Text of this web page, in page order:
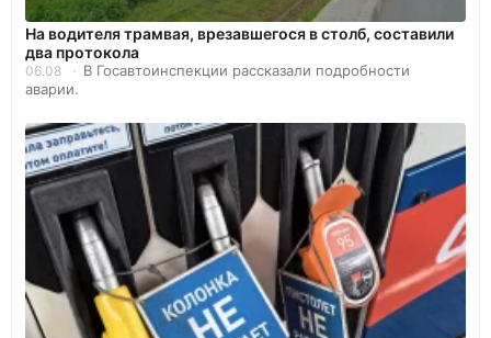
На водителя трамвая, врезавшегося в столб, составили
два протокола
06.08
В Госавтоинспекции рассказали подробности
аварии.